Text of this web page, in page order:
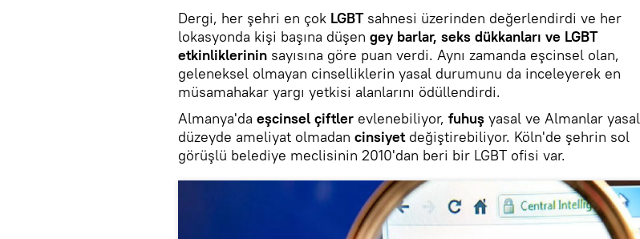
Dergi, her şehri en çok LGBT sahnesi üzerinden değerlendirdi ve her
lokasyonda kişi başına düşen gey barlar, seks dükkanları ve LGBT
etkinliklerinin sayısına göre puan verdi. Aynı zamanda eşcinsel olan,
geleneksel olmayan cinselliklerin yasal durumunu da inceleyerek en
müsamahakar yargı yetkisi alanlarını ödüllendirdi.
Almanya'da eşcinsel çiftler evlenebiliyor, fuhuş yasal ve Almanlar yasal
düzeyde ameliyat olmadan cinsiyetdeğiştirebiliyor. Köln'de şehrin sol
görüşlü belediye meclisinin 2010'dan beri bir LGBT ofisi var.